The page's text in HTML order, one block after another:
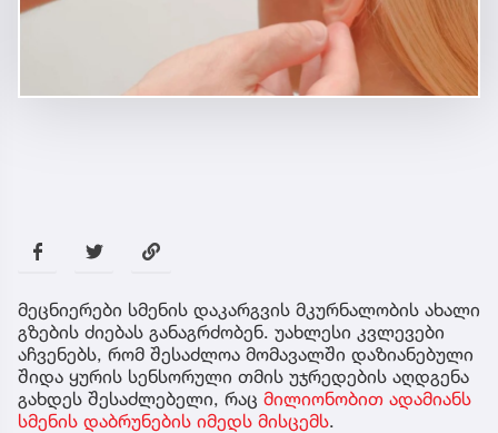
მეცნიერები სმენის დაკარგვის მკურნალობის ახალი
გზების ძიებას განაგრძობენ. უახლესი კვლევები
აჩვენებს, რომ შესაძლოა მომავალში დაზიანებული
შიდა ყურის სენსორული თმის უჯრედების აღდგენა
გახდეს შესაძლებელი, რაც მილიონობით ადამიანს
სმენის დაბრუნების იმედს მისცემს.